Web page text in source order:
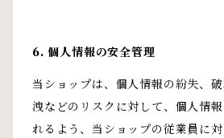
6. 個人情報の安全管理
当ショップは、個人情報の紛失、
洩などのリスクに対して、個人情
れるよう、当ショップの従業員に